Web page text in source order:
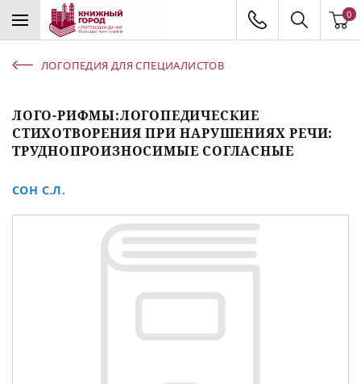
0
ЛОГОПЕДИЯ ДЛЯ СПЕЦИАЛИСТОВ
ЛОГО-РИФМЫ:ЛОГОПЕДИЧЕСКИЕ
СТИХОТВОРЕНИЯ ПРИ НАРУШЕНИЯХ РЕЧИ:
ТРУДНОПРОИЗНОСИМЫЕ СОГЛАСНЫЕ
СОН С.Л.